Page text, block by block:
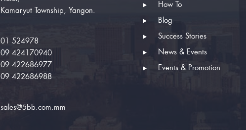
Kamaryut Township, Yangon.
01 524978
09 424170940
09 422686977
09 422686988
sales@5bb.com.mm
How To
Blog
Success Stories
News & Events
Events & Promotion